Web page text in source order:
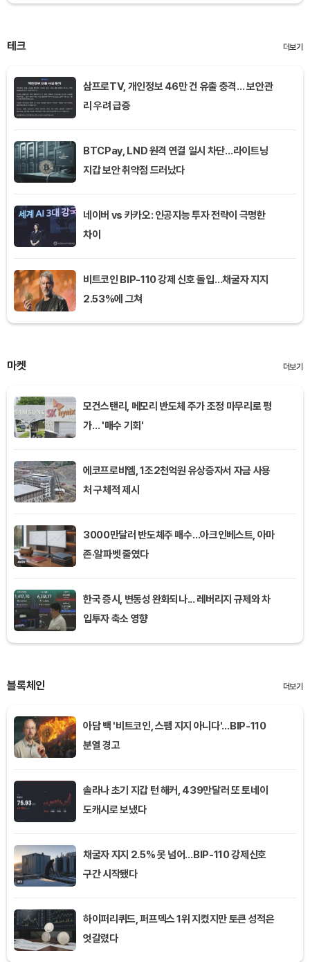
테크 더보기
삼프로TV, 개인정보 46만 건 유출 충격… 보안관
리 우려 급증
BTCPay, LND 원격 연결 일시 차단…라이트닝
지갑 보안 취약점 드러났다
네이버 vs 카카오: 인공지능 투자 전략이 극명한
차이
비트코인 BIP-110 강제 신호 돌입…채굴자 지지
2.53%에 그쳐
마켓 더보기
모건스탠리, 메모리 반도체 주가 조정 마무리로 평
가… '매수 기회'
에코프로비엠, 1조2천억원 유상증자서 자금 사용
처 구체적 제시
3000만달러 반도체주 매수…아크인베스트, 아마
존·알파벳 줄였다
한국 증시, 변동성 완화되나... 레버리지 규제와 차
입투자 축소 영향
블록체인 더보기
아담 백 '비트코인, 스팸 지지 아니다'…BIP-110
분열 경고
솔라나 초기 지갑 턴 해커, 439만달러 또 토네이
도캐시로 보냈다
채굴자 지지 2.5% 못 넘어…BIP-110 강제신호
구간 시작됐다
하이퍼리퀴드, 퍼프덱스 1위 지켰지만 토큰 성적은
엇갈렸다